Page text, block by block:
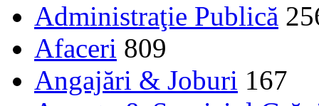
Administraţie Publică
Afaceri 809
Angajări & Joburi 167